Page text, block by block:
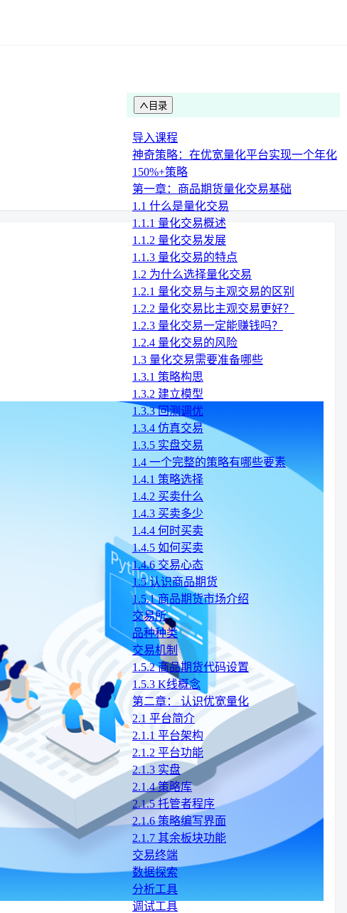
目录
导入课程
神奇策略：在优宽量化平台实现一个年化
150%+策略
第一章：商品期货量化交易基础
1.1 什么是量化交易
1.1.1 量化交易概述
1.1.2 量化交易发展
1.1.3 量化交易的特点
1.2 为什么选择量化交易
1.2.1 量化交易与主观交易的区别
1.2.2 量化交易比主观交易更好？
1.2.3 量化交易一定能赚钱吗？
1.2.4 量化交易的风险
1.3 量化交易需要准备哪些
1.3.1 策略构思
1.3.2 建立模型
1.3.3 回测调优
1.3.4 仿真交易
1.3.5 实盘交易
1.4 一个完整的策略有哪些要素
1.4.1 策略选择
1.4.2 买卖什么
1.4.3 买卖多少
1.4.4 何时买卖
1.4.5 如何买卖
1.4.6 交易心态
1.5 认识商品期货
1.5.1 商品期货市场介绍
交易所
品种种类
交易机制
1.5.2 商品期货代码设置
1.5.3 K线概念
第二章： 认识优宽量化
2.1 平台简介
2.1.1 平台架构
2.1.2 平台功能
2.1.3 实盘
2.1.4 策略库
2.1.5 托管者程序
2.1.6 策略编写界面
2.1.7 其余板块功能
交易终端
数据探索
分析工具
调试工具